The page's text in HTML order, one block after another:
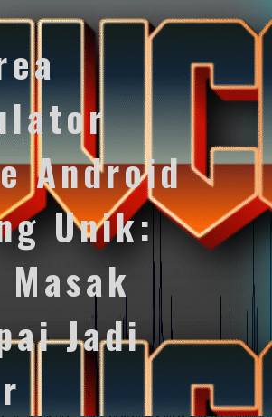
Android
Unik:
Jadi